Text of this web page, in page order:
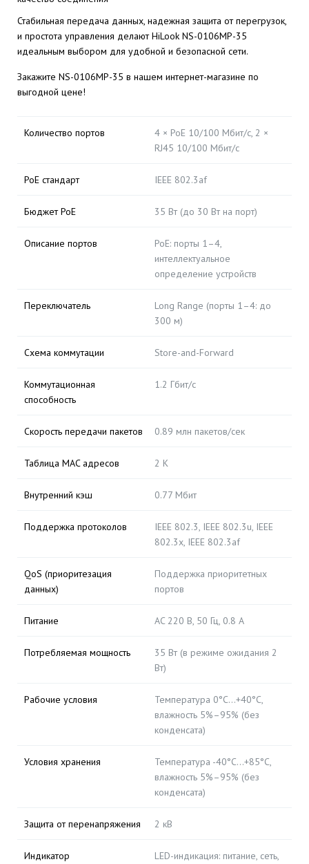
Стабильная передача данных, надежная защита от перегрузок,
и простота управления делают HiLook NS-0106MP-35
идеальным выбором для удобной и безопасной сети.
Закажите NS-0106MP-35 в нашем интернет-магазине по
выгодной цене!
Количество портов
4 × PoE 10/100 Мбит/с, 2 ×
RJ45 10/100 Мбит/с
PoE стандарт IEEE 802.3af
Бюджет PoE 35 Вт (до 30 Вт на порт)
Описание портов
PoE: порты 1–4,
интеллектуальное
определение устройств
Переключатель
Long Range (порты 1–4: до
300 м)
Схема коммутации Store-and-Forward
Коммутационная
способность
1.2 Гбит/с
Скорость передачи пакетов 0.89 млн пакетов/сек
Таблица MAC адресов 2 K
Внутренний кэш 0.77 Мбит
Поддержка протоколов
IEEE 802.3, IEEE 802.3u, IEEE
802.3x, IEEE 802.3af
QoS (приоритезация
данных)
Поддержка приоритетных
портов
Питание AC 220 В, 50 Гц, 0.8 А
Потребляемая мощность
35 Вт (в режиме ожидания 2
Вт)
Рабочие условия
Температура 0°C...+40°C,
влажность 5%–95% (без
конденсата)
Условия хранения
Температура -40°C...+85°C,
влажность 5%–95% (без
конденсата)
Защита от перенапряжения 2 кВ
Индикатор
LED-индикация: питание, сеть,